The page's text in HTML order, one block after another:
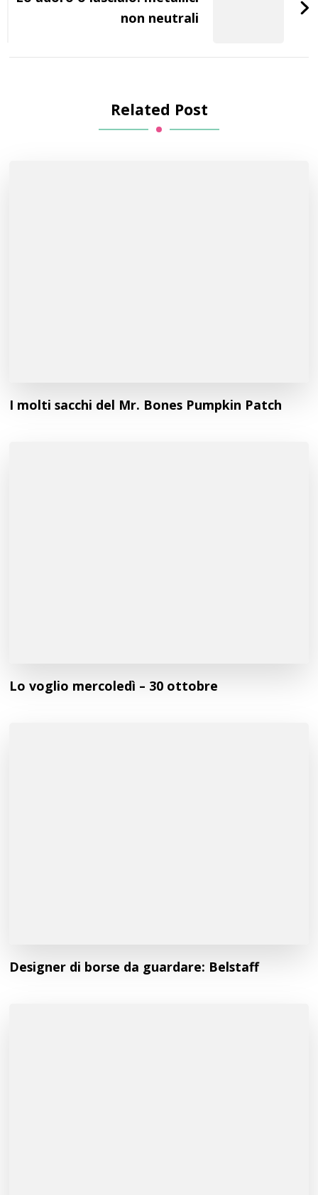
non neutrali
Related Post
I molti sacchi del Mr. Bones Pumpkin Patch
Lo voglio mercoledì – 30 ottobre
Designer di borse da guardare: Belstaff